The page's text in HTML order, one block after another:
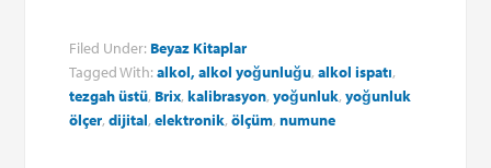
Filed Under: Beyaz Kitaplar
Tagged With:alkol, alkol yoğunluğu,alkol ispatı,
tezgah üstü, Brix,kalibrasyon,yoğunluk,yoğunluk
ölçer,dijital,elektronik,ölçüm,numune